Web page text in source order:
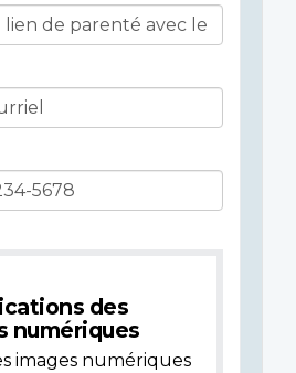
des
numériques
images numériques